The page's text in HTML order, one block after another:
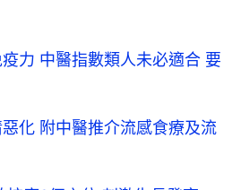
力 中醫指數類人未必適合 要
化 附中醫推介流感食療及流